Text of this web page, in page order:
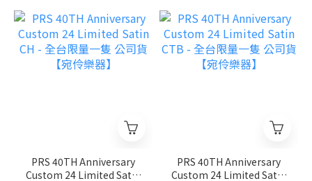
PRS 40TH Anniversary
Custom 24 Limited Satin
PRS 40TH Anniversary
Custom 24 Limited Satin